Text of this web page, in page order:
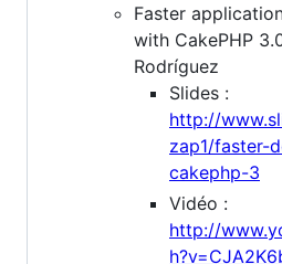
Faster
with CakePHP
Rodríguez
Slides :
http://
zap1/faster-
cakephp-3
Vidéo :
http://